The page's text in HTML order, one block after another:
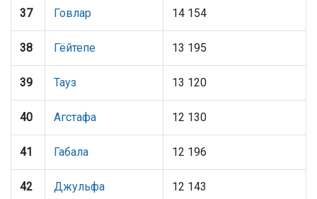
37 Говлар 14 154
38 Гёйтепе 13 195
39 Тауз 13 120
40 Агстафа 12 130
41 Габала 12 196
42 Джульфа 12 143